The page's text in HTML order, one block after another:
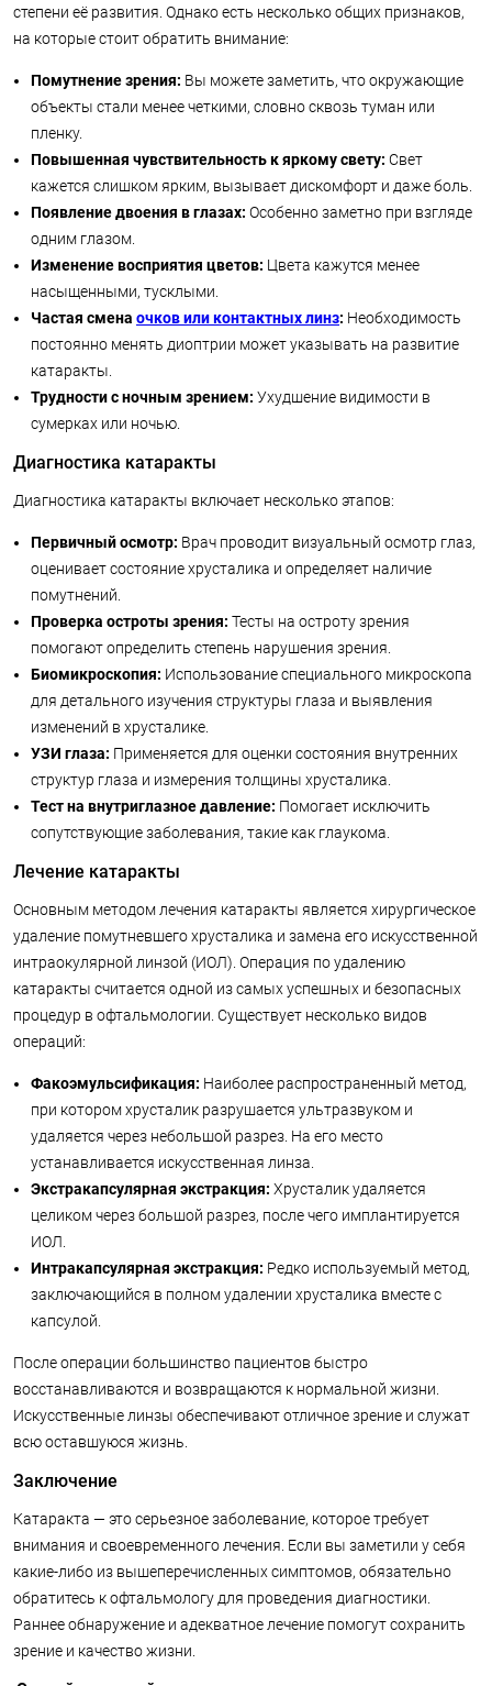
степени её развития. Однако есть несколько общих признаков,
на которые стоит обратить внимание:
Помутнение зрения: Вы можете заметить, что окружающие
объекты стали менее четкими, словно сквозь туман или
пленку.
Повышенная чувствительность к яркому свету: Свет
кажется слишком ярким, вызывает дискомфорт и даже боль.
Появление двоения в глазах: Особенно заметно при взгляде
одним глазом.
Изменение восприятия цветов: Цвета кажутся менее
насыщенными, тусклыми.
Частая смена очков или контактных линз: Необходимость
постоянно менять диоптрии может указывать на развитие
катаракты.
Трудности с ночным зрением: Ухудшение видимости в
сумерках или ночью.
Диагностика катаракты
Диагностика катаракты включает несколько этапов:
Первичный осмотр: Врач проводит визуальный осмотр глаз,
оценивает состояние хрусталика и определяет наличие
помутнений.
Проверка остроты зрения: Тесты на остроту зрения
помогают определить степень нарушения зрения.
Биомикроскопия: Использование специального микроскопа
для детального изучения структуры глаза и выявления
изменений в хрусталике.
УЗИ глаза: Применяется для оценки состояния внутренних
структур глаза и измерения толщины хрусталика.
Тест на внутриглазное давление: Помогает исключить
сопутствующие заболевания, такие как глаукома.
Лечение катаракты
Основным методом лечения катаракты является хирургическое
удаление помутневшего хрусталика и замена его искусственной
интраокулярной линзой (ИОЛ). Операция по удалению
катаракты считается одной из самых успешных и безопасных
процедур в офтальмологии. Существует несколько видов
операций:
Факоэмульсификация: Наиболее распространенный метод,
при котором хрусталик разрушается ультразвуком и
удаляется через небольшой разрез. На его место
устанавливается искусственная линза.
Экстракапсулярная экстракция: Хрусталик удаляется
целиком через большой разрез, после чего имплантируется
ИОЛ.
Интракапсулярная экстракция: Редко используемый метод,
заключающийся в полном удалении хрусталика вместе с
капсулой.
После операции большинство пациентов быстро
восстанавливаются и возвращаются к нормальной жизни.
Искусственные линзы обеспечивают отличное зрение и служат
всю оставшуюся жизнь.
Заключение
Катаракта — это серьезное заболевание, которое требует
внимания и своевременного лечения. Если вы заметили у себя
какие-либо из вышеперечисленных симптомов, обязательно
обратитесь к офтальмологу для проведения диагностики.
Раннее обнаружение и адекватное лечение помогут сохранить
зрение и качество жизни.